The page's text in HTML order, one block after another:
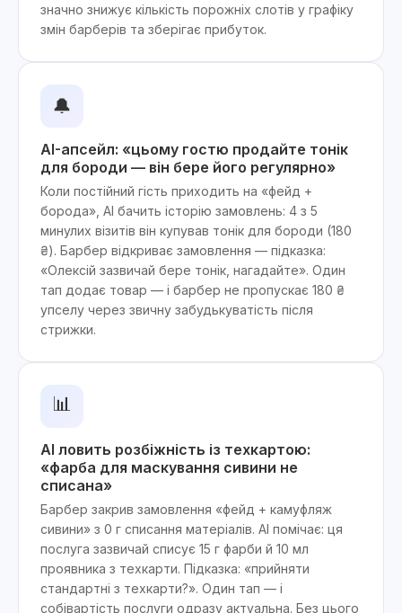
значно знижує кількість порожніх слотів у графіку
змін барберів та зберігає прибуток.
🔔
AI-апсейл: «цьому гостю продайте тонік
для бороди — він бере його регулярно»
Коли постійний гість приходить на «фейд +
борода», AI бачить історію замовлень: 4 з 5
минулих візитів він купував тонік для бороди (180
₴). Барбер відкриває замовлення — підказка:
«Олексій зазвичай бере тонік, нагадайте». Один
тап додає товар — і барбер не пропускає 180 ₴
упселу через звичну забудькуватість після
стрижки.
📊
AI ловить розбіжність із техкартою:
«фарба для маскування сивини не
списана»
Барбер закрив замовлення «фейд + камуфляж
сивини» з 0 г списання матеріалів. AI помічає: ця
послуга зазвичай списує 15 г фарби й 10 мл
проявника з техкарти. Підказка: «прийняти
стандартні з техкарти?». Один тап — і
собівартість послуги одразу актуальна. Без цього